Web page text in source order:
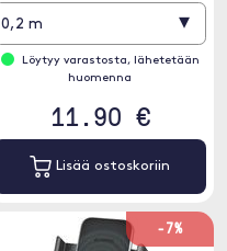
0,2 m ▾
Löytyy varastosta, lähetetään
huomenna
11.90 €
Lisää ostoskoriin
-7%